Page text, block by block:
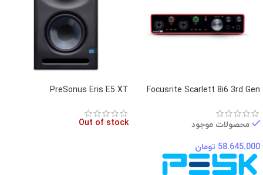
Focusrite Scarlett 8i6 3rd Gen
محصولات موجود
58.645.000 تومان
PreSonus Eris E5 XT
Out of stock